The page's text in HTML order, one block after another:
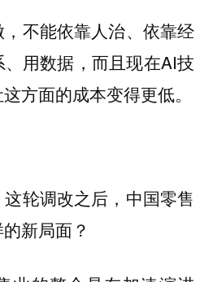
不能依靠人治、依靠经
用数据，而且现在AI技
方面的成本变得更低。
这轮调改之后，中国零售
新局面？